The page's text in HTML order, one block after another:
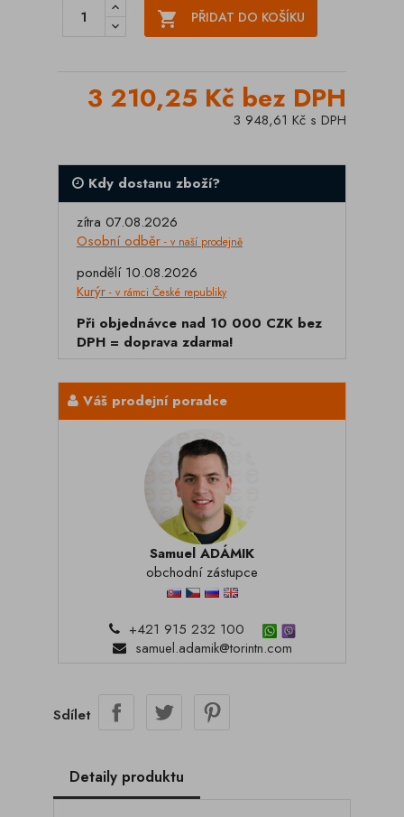
 PŘIDAT DO KOŠÍKU
3 210,25 Kč bez DPH
3 948,61 Kč s DPH
Kdy dostanu zboží?
zítra 07.08.2026
Osobní odběr - v naší prodejně
pondělí 10.08.2026
Kurýr - v rámci České republiky
Při objednávce nad 10 000 CZK bez
DPH = doprava zdarma!
Váš prodejní poradce
Samuel ADÁMIK
obchodní zástupce
+421 915 232 100
samuel.adamik@torintn.com
Sdílet
Detaily produktu